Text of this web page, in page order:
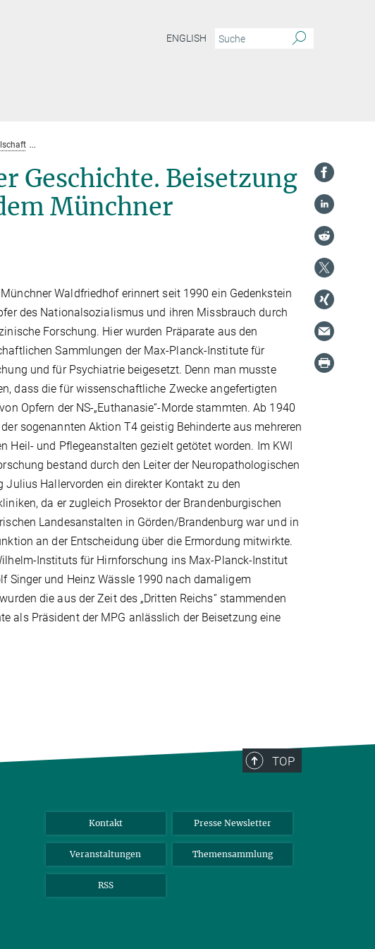
ENGLISH
Geschichte. Beisetzung
Münchner
Waldfriedhof erinnert seit 1990 ein Gedenkstein
des Nationalsozialismus und ihren Missbrauch durch
Forschung. Hier wurden Präparate aus den
Sammlungen der Max-Planck-Institute für
und für Psychiatrie beigesetzt. Denn man musste
dass die für wissenschaftliche Zwecke angefertigten
Opfern der NS-„Euthanasie“-Morde stammten. Ab 1940
sogenannten Aktion T4 geistig Behinderte aus mehreren
Heil- und Pflegeanstalten gezielt getötet worden. Im KWI
bestand durch den Leiter der Neuropathologischen
Julius Hallervorden ein direkter Kontakt zu den
da er zugleich Prosektor der Brandenburgischen
Landesanstalten in Görden/Brandenburg war und in
an der Entscheidung über die Ermordung mitwirkte.
Instituts für Hirnforschung ins Max-Planck-Institut
Singer und Heinz Wässle 1990 nach damaligem
die aus der Zeit des „Dritten Reichs“ stammenden
als Präsident der MPG anlässlich der Beisetzung eine
TOP
Kontakt Presse Newsletter
Veranstaltungen Themensammlung
RSS